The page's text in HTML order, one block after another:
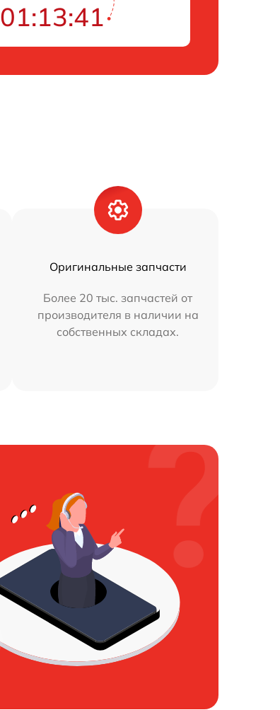
01:13:40
Оригинальные запчасти
Более 20 тыс. запчастей от
производителя в наличии на
собственных складах.